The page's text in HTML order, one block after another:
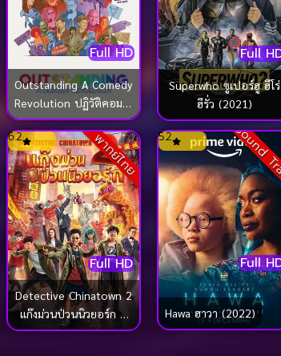
Full HD
Outstanding A Comedy
Revolution ปฏิวัติคอมเม
ดี้ (2024)
Full
Superwho ซูเปอร์ฮู ฮีโร่
ฮีรั่ว (2021)
พากย์ไทย
Full HD
6.2
Detective Chinatown 2
แก๊งม่วนป่วนนิวยอร์ก 2
(2018)
Sound
Full
5.2
Hawa ฮาวา (2022)